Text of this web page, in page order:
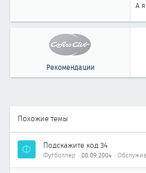
861
А
Рекомендации
Похожие темы
Ф Подскажите код 34
Футболлер 08.09.2004